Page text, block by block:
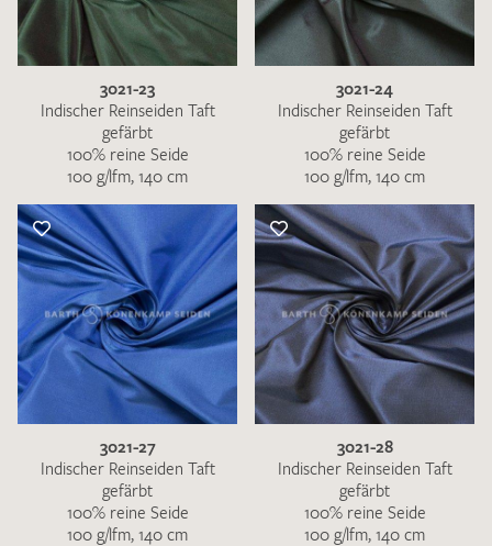
3021-23
Indischer Reinseiden Taft
gefärbt
100% reine Seide
100 g/lfm, 140 cm
3021-24
Indischer Reinseiden Taft
gefärbt
100% reine Seide
100 g/lfm, 140 cm
3021-27
Indischer Reinseiden Taft
gefärbt
100% reine Seide
100 g/lfm, 140 cm
3021-28
Indischer Reinseiden Taft
gefärbt
100% reine Seide
100 g/lfm, 140 cm